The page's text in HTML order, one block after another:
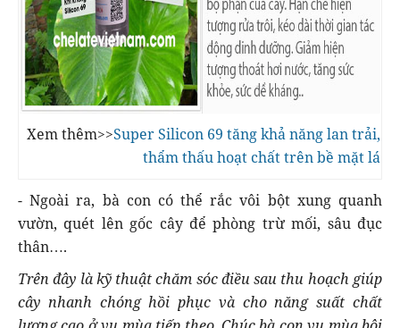
Xem thêm>>Super Silicon 69 tăng khả năng lan trải,
thẩm thấu hoạt chất trên bề mặt lá
- Ngoài ra, bà con có thể rắc vôi bột xung quanh
vườn, quét lên gốc cây để phòng trừ mối, sâu đục
thân….
Trên đây là kỹ thuật chăm sóc điều sau thu hoạch giúp
cây nhanh chóng hồi phục và cho năng suất chất